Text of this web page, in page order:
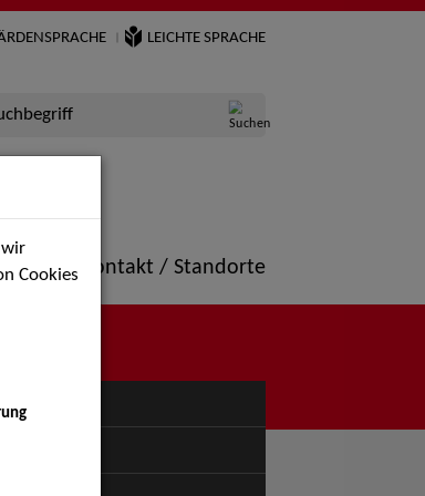
LEICHTE SPRACHE
Kontakt / Standorte
wir
Cookies